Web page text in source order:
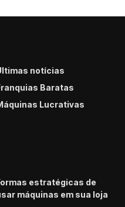
notícias
Baratas
Lucrativas
estratégicas de
máquinas em sua loja